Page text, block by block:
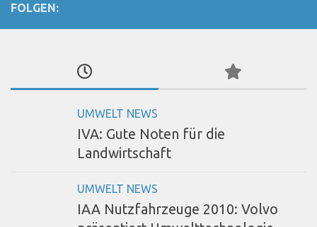
FOLGEN:
UMWELT NEWS
IVA: Gute Noten für die
Landwirtschaft
UMWELT NEWS
IAA Nutzfahrzeuge 2010: Volvo